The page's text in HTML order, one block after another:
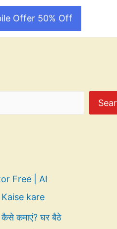
Offer 50% Off
Free | AI
kare
कमाएं? घर बैठे